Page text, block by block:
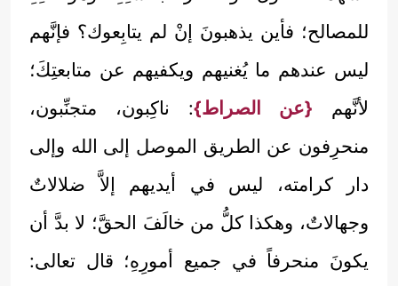
للمصالح؛ فأين يذهبونَ إنْ لم يتابِعوك؟ فإنَّهم
ليس عندهم ما يُغنيهم ويكفيهم عن متابعتِكَ؛
لأنَّهم {عن الصراط}: ناكِبون، متجنِّبون،
منحرِفون عن الطريق الموصل إلى الله وإلى
دار كرامته، ليس في أيديهم إلاَّ ضلالاتٌ
وجهالاتٌ، وهكذا كلُّ من خالَفَ الحقَّ؛ لا بدَّ أن
يكونَ منحرفاً في جميع أمورِهِ؛ قال تعالى: